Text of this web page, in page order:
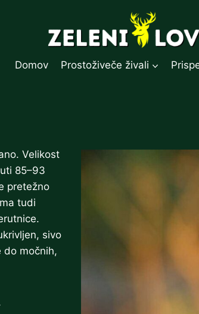
Domov Prostoživeče živali
Velikost
85–93
pretežno
tudi
sivo
do močnih,